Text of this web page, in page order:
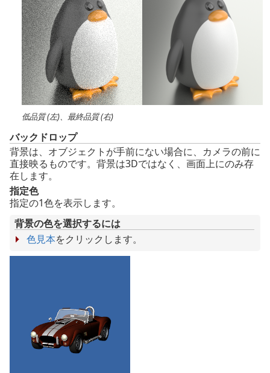
低品質 (左)、最終品質 (右)
バックドロップ
背景は、オブジェクトが手前にない場合に、カメラの前に
直接映るものです。背景は3Dではなく、画面上にのみ存
在します。
指定色
指定の1色を表示します。
背景の色を選択するには
色見本をクリックします。